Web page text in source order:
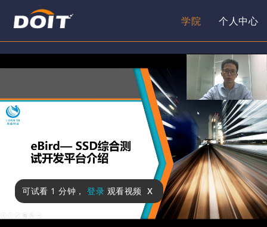
学院 个人中心
可试看 1 分钟 ， 登录 观看视频 x